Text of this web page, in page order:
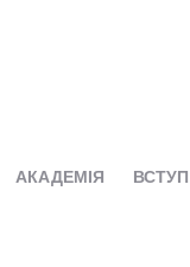
АКАДЕМІЯ ВСТУП